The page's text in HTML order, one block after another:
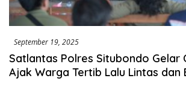
September 19, 2025
Satlantas Polres Situbondo Gelar
Ajak Warga Tertib Lalu Lintas dan